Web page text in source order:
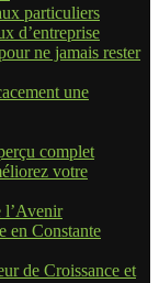
particuliers
d’entreprise
ne jamais rester
une
complet
votre
l’Avenir
en Constante
de Croissance et